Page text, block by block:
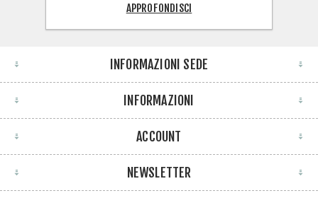
INFORMAZIONI SEDE
INFORMAZIONI
ACCOUNT
NEWSLETTER
APPROFONDISCI